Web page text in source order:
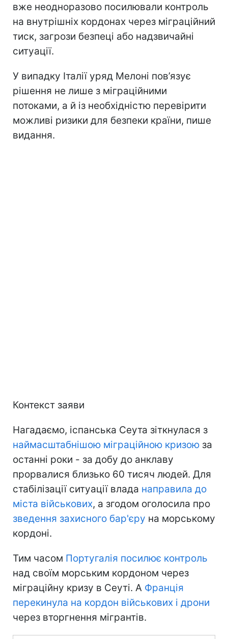
вже неодноразово посилювали контроль
на внутрішніх кордонах через міграційний
тиск, загрози безпеці або надзвичайні
ситуації.
У випадку Італії уряд Мелоні пов’язує
рішення не лише з міграційними
потоками, а й із необхідністю перевірити
можливі ризики для безпеки країни, пише
видання.
Контекст заяви
Нагадаємо, іспанська Сеута зіткнулася з
наймасштабнішою міграційною кризою за
останні роки - за добу до анклаву
прорвалися близько 60 тисяч людей. Для
стабілізації ситуації влада направила до
міста військових, а згодом оголосила про
зведення захисного бар'єру на морському
кордоні.
Тим часом Португалія посилює контроль
над своїм морським кордоном через
міграційну кризу в Сеуті. А Франція
перекинула на кордон військових і дрони
через вторгнення мігрантів.